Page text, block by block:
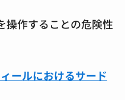
操作することの危険性
ールにおけるサード